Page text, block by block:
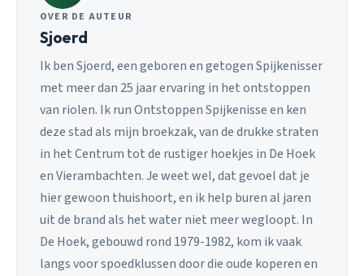
OVER DE AUTEUR
Sjoerd
Ik ben Sjoerd, een geboren en getogen Spijkenisser
met meer dan 25 jaar ervaring in het ontstoppen
van riolen. Ik run Ontstoppen Spijkenisse en ken
deze stad als mijn broekzak, van de drukke straten
in het Centrum tot de rustiger hoekjes in De Hoek
en Vierambachten. Je weet wel, dat gevoel dat je
hier gewoon thuishoort, en ik help buren al jaren
uit de brand als het water niet meer wegloopt. In
De Hoek, gebouwd rond 1979-1982, kom ik vaak
langs voor spoedklussen door die oude koperen en